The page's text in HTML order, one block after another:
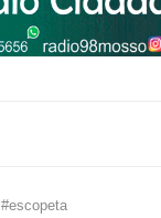
#escopeta